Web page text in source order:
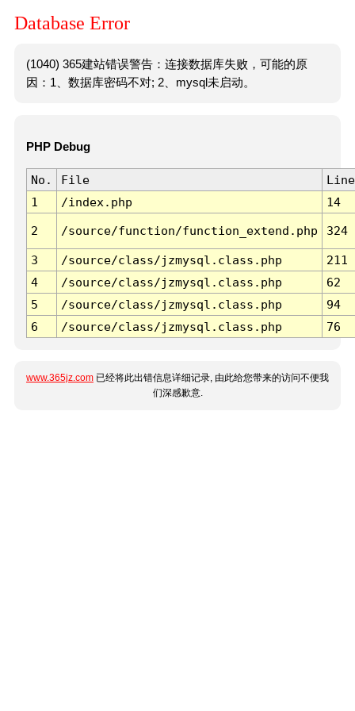
Database Error
(1040) 365建站错误警告：连接数据库失败，可能的原
因：1、数据库密码不对; 2、mysql未启动。
PHP Debug
No. File
Line
1
/index.php 14
2 /source/function/function_extend.php 324
3 /source/class/jzmysql.class.php
211
4
/source/class/jzmysql.class.php
62
5
/source/class/jzmysql.class.php
94
6
/source/class/jzmysql.class.php 76
www.365jz.com 已经将此出错信息详细记录, 由此给您带来的访问不便我
们深感歉意.